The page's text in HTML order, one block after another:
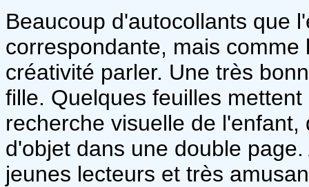
Beaucoup d'autocollants que
correspondante, mais
créativité parler. Une très
fille. Quelques feuilles
recherche visuelle de
d'objet dans une double
jeunes lecteurs et très